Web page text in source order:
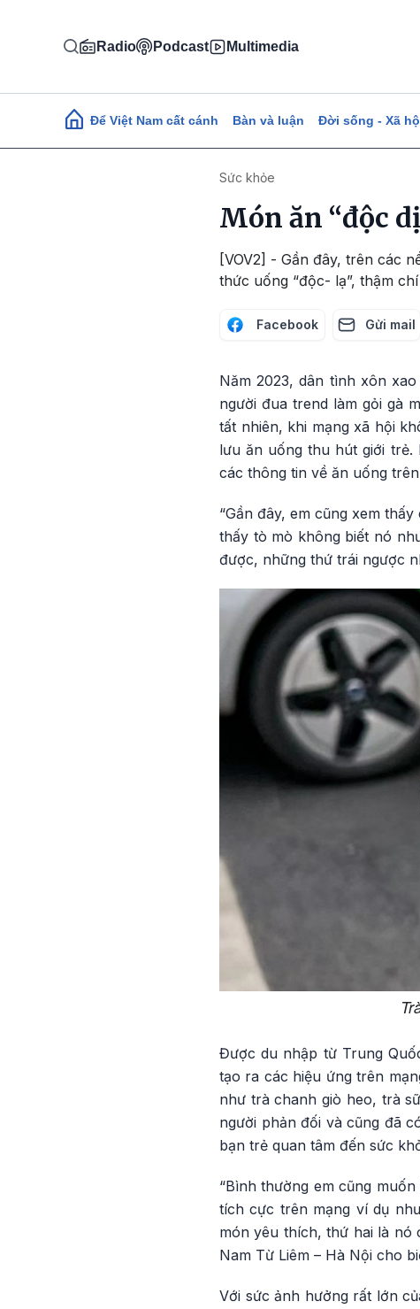
Radio Podcast Multimedia
Main navigation
Để Việt Nam cất cánh Bàn và luận Đời sống - Xã
Sức khỏe
Món ăn “độc
[VOV2] - Gần đây, trên các
thức uống “độc- lạ”, thậm
Facebook Gửi mail
Năm 2023, dân tình xôn
người đua trend làm gỏi gà
tất nhiên, khi mạng xã hội
lưu ăn uống thu hút giới
các thông tin về ăn uống
“Gần đây, em cũng xem
thấy tò mò không biết nó
được, những thứ trái ngược
Được du nhập từ Trung
tạo ra các hiệu ứng trên
như trà chanh giò heo, trà
người phản đối và cũng đã
bạn trẻ quan tâm đến sức
“Bình thường em cũng
tích cực trên mạng ví dụ
món yêu thích, thứ hai là nó
Nam Từ Liêm – Hà Nội cho
Với sức ảnh hưởng rất lớn